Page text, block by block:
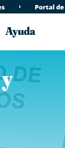
Portal
Ayuda